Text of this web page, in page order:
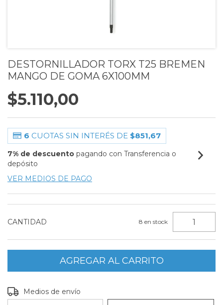
DESTORNILLADOR TORX T25 BREMEN
MANGO DE GOMA 6X100MM
$5.110,00
6 CUOTAS SIN INTERÉS DE $851,67
7% de descuento pagando con Transferencia o
depósito
VER MEDIOS DE PAGO
CANTIDAD 8 en stock
Entregas para el CP:
Medios de envío